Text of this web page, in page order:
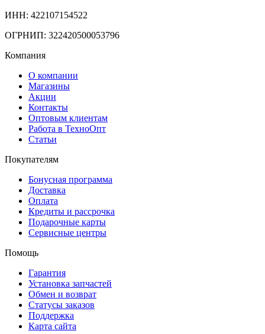
ИНН: 422107154522
ОГРНИП: 322420500053796
Компания
О компании
Магазины
Акции
Контакты
Оптовым клиентам
Работа в ТехноОпт
Статьи
Покупателям
Бонусная программа
Доставка
Оплата
Кредиты и рассрочка
Подарочные карты
Сервисные центры
Помощь
Гарантия
Установка запчастей
Обмен и возврат
Статусы заказов
Поддержка
Карта сайта